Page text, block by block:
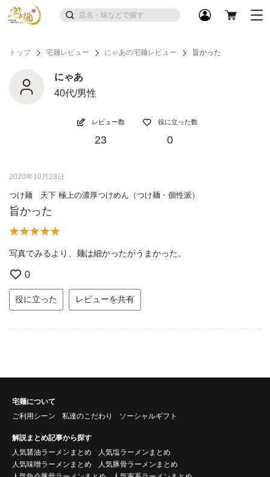
トップ 宅麺レビュー にゃあの宅麺レビュー 旨かった
にゃあ
40代/男性
レビュー数
23
役に立った数
0
2020年10月23日
つけ麺 天下 極上の濃厚つけめん（つけ麺・個性派）
旨かった
写真でみるより、麺は細かったがうまかった。
0
役に立った レビューを共有
宅麺について
ご利用シーン
私達のこだわり ソーシャルギフト
解説まとめ記事から探す
人気醤油ラーメンまとめ
人気塩ラーメンまとめ
人気味噌ラーメンまとめ
人気豚骨ラーメンまとめ